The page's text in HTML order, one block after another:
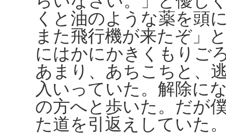
くと油のような薬を頭
また飛行機が来たぞ」
にはかにかきくもりご
あまり、あちこちと、
入いっていた。解除に
の方へと歩いた。だが
た道を引返えしていた